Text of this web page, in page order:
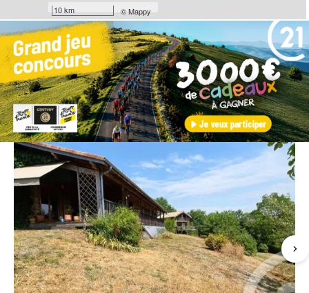
10 km ©Mappy
Les coups de coeur
de nos agences
Exclusivité